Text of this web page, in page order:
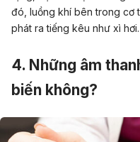
đó, luồng khí bên trong cơ
phát ra tiếng kêu như xì hơi.
4. Những âm
biến không?